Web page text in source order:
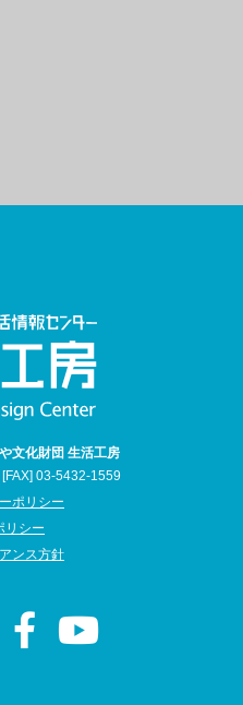
文化財団 生活工房
03-5432-1559
ポリシー
リシー
ンス方針